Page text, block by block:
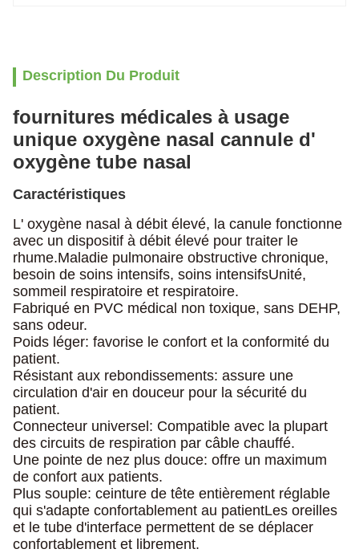
Description Du Produit
fournitures médicales à usage
unique oxygène nasal cannule d'
oxygène tube nasal
Caractéristiques
L' oxygène nasal à débit élevé, la canule fonctionne
avec un dispositif à débit élevé pour traiter le
rhume.Maladie pulmonaire obstructive chronique,
besoin de soins intensifs, soins intensifsUnité,
sommeil respiratoire et respiratoire.
Fabriqué en PVC médical non toxique, sans DEHP,
sans odeur.
Poids léger: favorise le confort et la conformité du
patient.
Résistant aux rebondissements: assure une
circulation d'air en douceur pour la sécurité du
patient.
Connecteur universel: Compatible avec la plupart
des circuits de respiration par câble chauffé.
Une pointe de nez plus douce: offre un maximum
de confort aux patients.
Plus souple: ceinture de tête entièrement réglable
qui s'adapte confortablement au patientLes oreilles
et le tube d'interface permettent de se déplacer
confortablement et librement.